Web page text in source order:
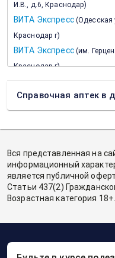
И.В., д.6, Краснодар)
ВИТА Экспресс (Одесская
Краснодар г)
ВИТА Экспресс (им.
Краснодар г)
ВИТА Экспресс (
Прикубанский округ,
ВИТА Экспресс (
Краснодар г)
Краснодар г)
ВИТА Экспресс (Чекистов
Краснодар г)
ВИТА Экспресс
Справочная аптек в
Вся представленная на
информационный
является публичной
Статьи 437(2)
Возрастная категория 18+.